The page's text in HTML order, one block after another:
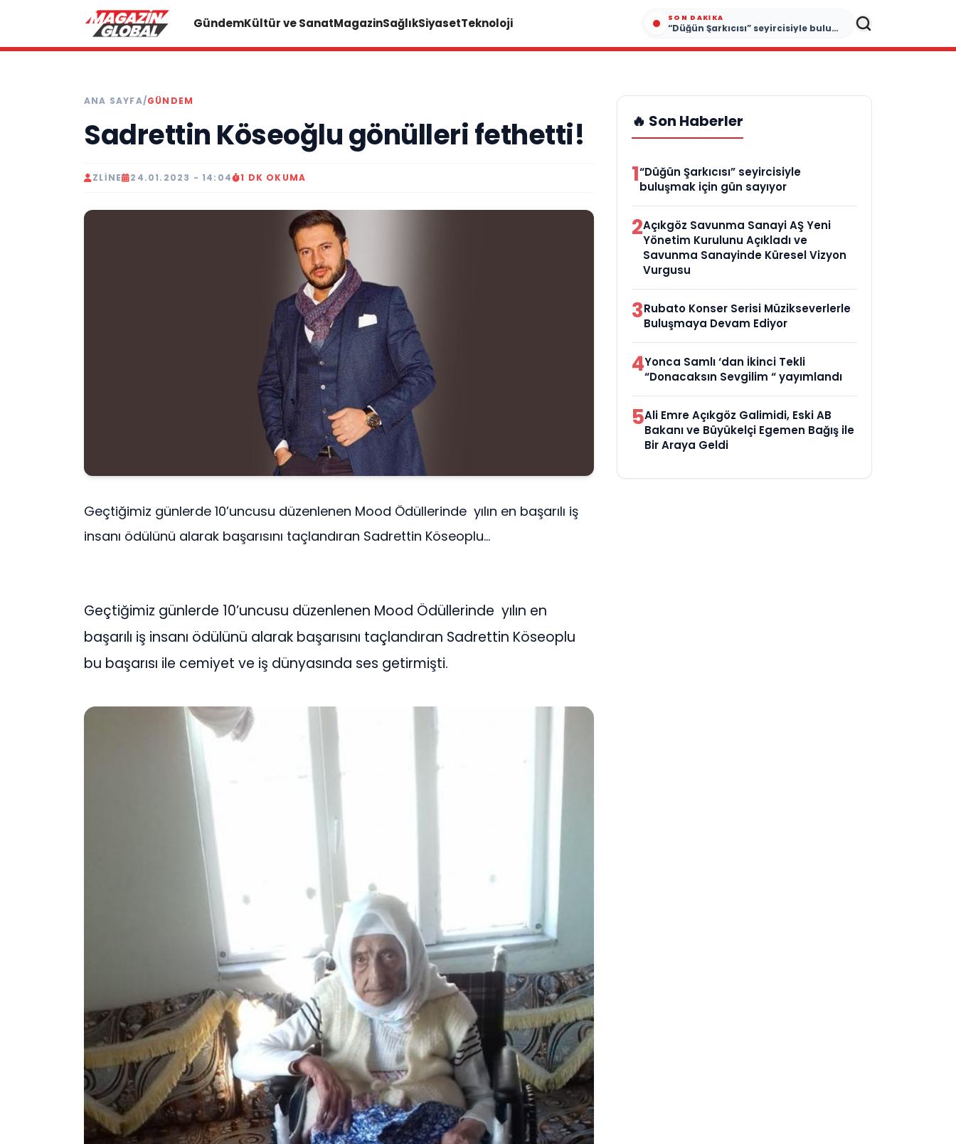
GündemKültür ve SanatMagazinSağlıkSiyasetTeknoloji SON DAKIKA
“Düğün Şarkıcısı” seyircisiyle buluşmak için gün sayıyor
ANA SAYFA/GÜNDEM
Sadrettin Köseoğlu gönülleri fethetti!
ZLINE 24.01.2023 - 14:04 1 DK OKUMA
Geçtiğimiz günlerde 10’uncusu düzenlenen Mood Ödüllerinde yılın en başarılı iş
insanı ödülünü alarak başarısını taçlandıran Sadrettin Köseoplu...
Geçtiğimiz günlerde 10’uncusu düzenlenen Mood Ödüllerinde yılın en
başarılı iş insanı ödülünü alarak başarısını taçlandıran Sadrettin Köseoplu
bu başarısı ile cemiyet ve iş dünyasında ses getirmişti.
🔥 Son Haberler
1“Düğün Şarkıcısı” seyircisiyle
buluşmak için gün sayıyor
2Açıkgöz Savunma Sanayi AŞ Yeni
Yönetim Kurulunu Açıkladı ve
Savunma Sanayinde Küresel Vizyon
Vurgusu
3Rubato Konser Serisi Müzikseverlerle
Buluşmaya Devam Ediyor
4Yonca Samlı ‘dan İkinci Tekli
“Donacaksın Sevgilim “ yayımlandı
5Ali Emre Açıkgöz Galimidi, Eski AB
Bakanı ve Büyükelçi Egemen Bağış ile
Bir Araya Geldi